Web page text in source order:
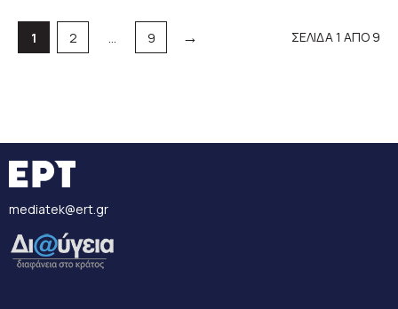
Σελίδα
1 Σελίδα
2 … Σελίδα
9 → ΣΕΛΙΔΑ 1 ΑΠΟ 9
mediatek@ert.gr